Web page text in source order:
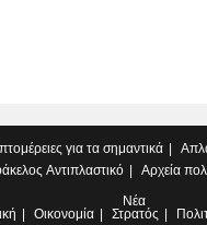
για τα σημαντικά
Αντιπλαστικό Αρχεία
Νέα
Οικονομία Στρατός